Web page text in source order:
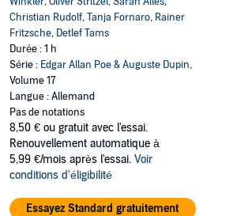
Christian Rudolf,Tanja Fornaro, Rainer
Fritzsche, Detlef Tams
Durée : 1 h
Série : Edgar Allan Poe & Auguste Dupin,
Volume 17
Langue : Allemand
Pas de notations
8,50 € ou gratuit avec l'essai.
Renouvellement automatique à
5,99 €/mois après l'essai. Voir
conditions d'éligibilité
Essayez Standard gratuitement